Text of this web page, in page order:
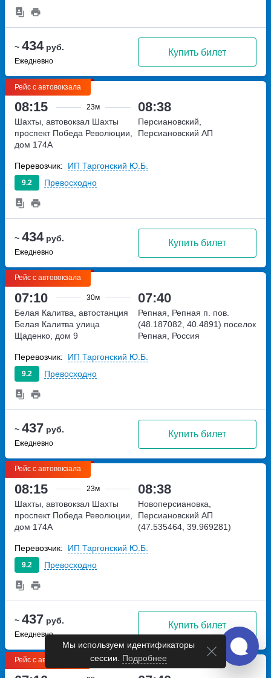
~ 434руб.
Ежедневно
Купить билет
Рейс с автовокзала
08:15 23м 08:38
~ 434руб.
Ежедневно
Купить билет
Шахты, автовокзал Шахты
проспект Победа Революции,
дом 174А
Персиановский,
Персиановский АП
9.2 Превосходно
Перевозчик: ИП Таргонский Ю.Б.
Рейс с автовокзала
07:10 30м 07:40
~ 437 руб.
Ежедневно
Купить билет
Белая Калитва, автостанция
Белая Калитва улица
Щаденко, дом 9
Репная, Репная п. пов.
(48.187082, 40.4891) поселок
Репная, Россия
9.2 Превосходно
Перевозчик: ИП Таргонский Ю.Б.
Рейс с автовокзала
08:15 23м 08:38
~ 437 руб.
Ежедневно
Купить билет
Шахты, автовокзал Шахты
проспект Победа Революции,
дом 174А
Новоперсиановка,
Персиановский АП
(47.535464, 39.969281)
9.2 Превосходно
Перевозчик: ИП Таргонский Ю.Б.
Рейс с автовокзала
Мы используем идентификаторы
сессии. Подробнее